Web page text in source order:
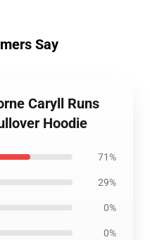
Say
Caryll Runs
Hoodie
71%
29%
0%
0%